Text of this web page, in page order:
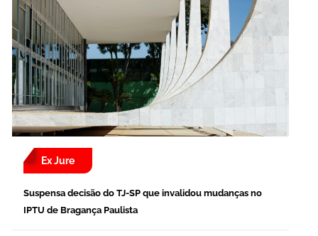
Ex Jure
Suspensa decisão do TJ-SP que invalidou mudanças no
IPTU de Bragança Paulista